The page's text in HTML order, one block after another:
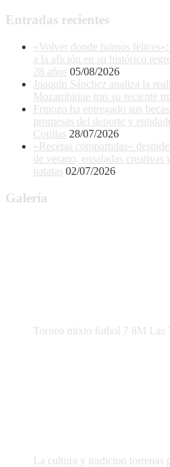
Entradas recientes
«Volver donde fuimos
a la afición en su histórico
28 años 05/08/2026
Joaquín Sánchez analiza la
Mozambique tras su reciente
Fripozo ha entregado sus
promesas del deporte y
Cotillas 28/07/2026
«Recetas compartidas»
de verano, ensaladas
patatas 02/07/2026
Galería
Torneo mixto futbol 7 8M Las
La cultura y tradicion torrenas